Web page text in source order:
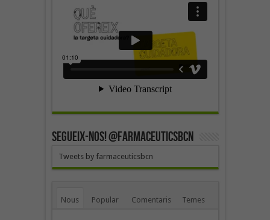
SEGUEIX-NOS! @farmaceuticsbcn
Tweets by farmaceuticsbcn
Nous Popular Comentaris Temes